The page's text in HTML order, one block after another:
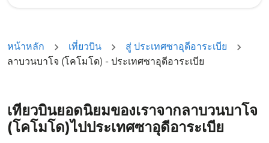
หน้าหลัก เที่ยวบิน
สู่ ประเทศซาอุดีอาระเบีย
ลาบวนบาโจ (โคโมโด) - ประเทศซาอุดีอาระเบีย
เที่ยวบินยอดนิยมของเราจากลาบวนบาโจ
(โคโมโด)ไปประเทศซาอุดีอาระเบีย